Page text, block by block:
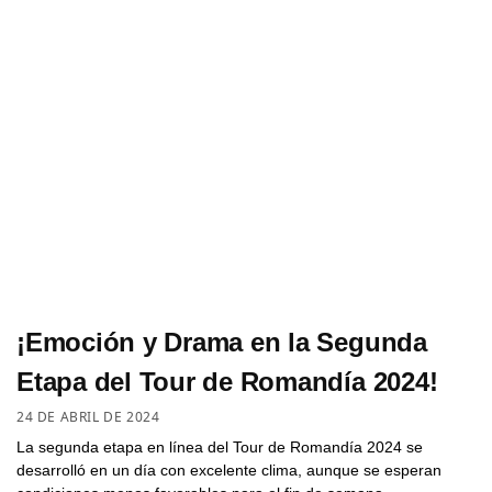
¡Emoción y Drama en la Segunda
Etapa del Tour de Romandía 2024!
24 DE ABRIL DE 2024
La segunda etapa en línea del Tour de Romandía 2024 se
desarrolló en un día con excelente clima, aunque se esperan